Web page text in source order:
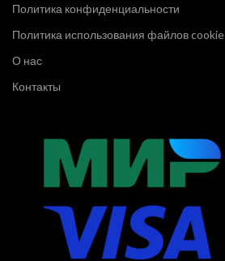
Политика конфиденциальности
Политика использования файлов cookie
О нас
Контакты